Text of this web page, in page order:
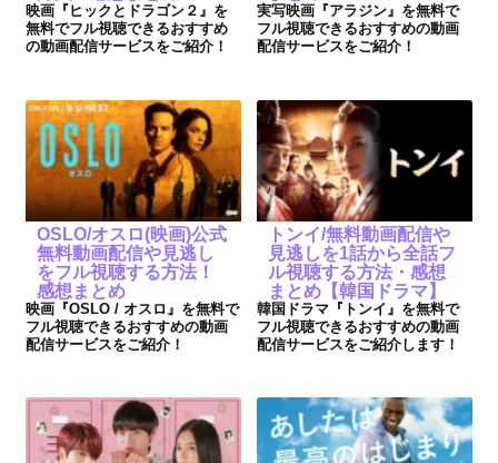
映画『ヒックとドラゴン２』を
無料でフル視聴できるおすすめ
の動画配信サービスをご紹介！
実写映画『アラジン』を無料で
フル視聴できるおすすめの動画
配信サービスをご紹介！
OSLO/オスロ(映画)公式
無料動画配信や見逃し
をフル視聴する方法！
感想まとめ
映画『OSLO / オスロ』を無料で
フル視聴できるおすすめの動画
配信サービスをご紹介！
トンイ/無料動画配信や
見逃しを1話から全話フ
ル視聴する方法・感想
まとめ【韓国ドラマ】
韓国ドラマ『トンイ』を無料で
フル視聴できるおすすめの動画
配信サービスをご紹介します！